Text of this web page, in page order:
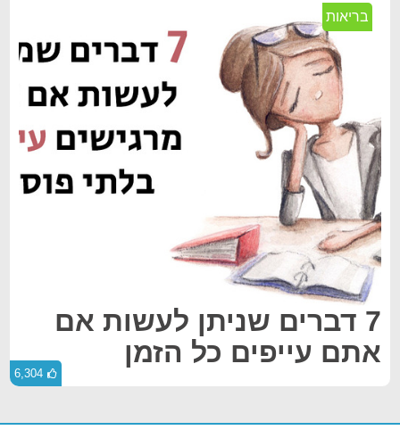
בריאות
7 דברים שניתן לעשות אם
אתם עייפים כל הזמן
6,304